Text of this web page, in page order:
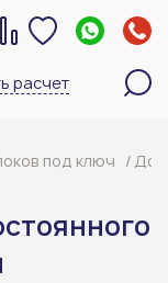
расчет
под ключ